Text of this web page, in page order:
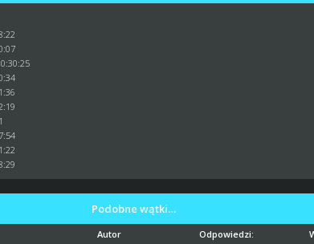
Podobne wątki…
Autor Odpowiedzi: